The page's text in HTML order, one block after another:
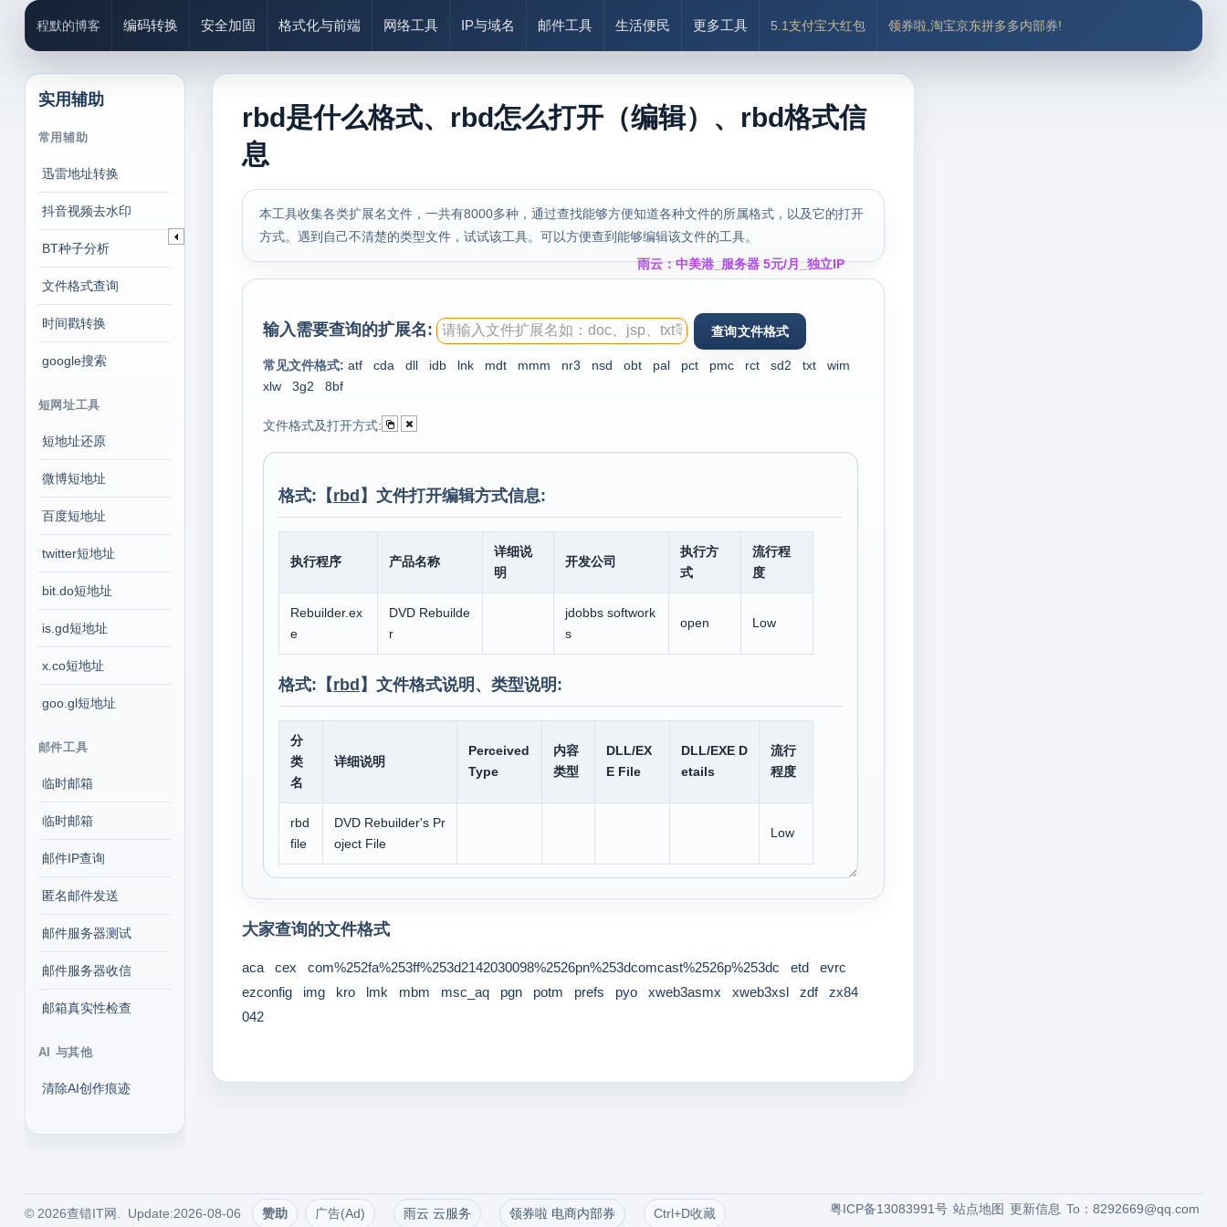
程默的博客 编码转换 安全加固 格式化与前端 网络工具 IP与域名 邮件工具 生活便民 更多工具 5.1支付宝大红包 领券啦,淘宝京东拼多多内部券!
实用辅助
常用辅助
迅雷地址转换
抖音视频去水印
BT种子分析
文件格式查询
时间戳转换
google搜索
短网址工具
短地址还原
微博短地址
百度短地址
twitter短地址
bit.do短地址
is.gd短地址
x.co短地址
goo.gl短地址
邮件工具
临时邮箱
临时邮箱
邮件IP查询
匿名邮件发送
邮件服务器测试
邮件服务器收信
邮箱真实性检查
AI 与其他
清除AI创作痕迹
rbd是什么格式、rbd怎么打开（编辑）、rbd格式信
息
本工具收集各类扩展名文件，一共有8000多种，通过查找能够方便知道各种文件的所属格式，以及它的打开
方式。遇到自己不清楚的类型文件，试试该工具。可以方便查到能够编辑该文件的工具。
雨云：中美港_服务器 5元/月_独立IP
输入需要查询的扩展名:
常见文件格式: atf cda dll idb lnk mdt mmm nr3 nsd obt pal pct pmc rct sd2 txt
wim
xlw
3g2 8bf
文件格式及打开方式:
格式:【rbd 】文件打开编辑方式信息:
执行程序 产品名称
详细说
明
开发公司
执行方
式
流行程
度
Rebuilder.ex
e
DVD Rebuilde
r
jdobbs softwork
s
open Low
格式:【rbd 】文件格式说明、类型说明:
分
类
名
详细说明
Perceived
Type
内容
类型
DLL/EX
E File
DLL/EXE D
etails
流行
程度
rbd
file
DVD Rebuilder's Pr
oject File
Low
大家查询的文件格式
aca cex com%252fa%253ff%253d2142030098%2526pn%253dcomcast%2526p%253dc etd
evrc
ezconfig
img kro lmk mbm msc_aq pgn potm prefs pyo xweb3asmx xweb3xsl zdf
zx84
042
© 2026查错IT网. Update:2026-08-06 赞助 广告(Ad) 雨云 云服务 领券啦 电商内部券 Ctrl+D收藏 To：8292669@qq.com
更新信息
站点地图
粤ICP备13083991号